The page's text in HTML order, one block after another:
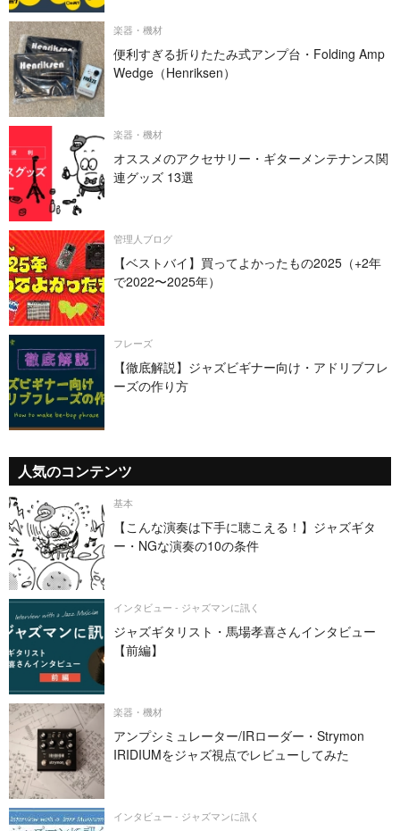
楽器・機材
便利すぎる折りたたみ式アンプ台・Folding Amp
Wedge（Henriksen）
楽器・機材
オススメのアクセサリー・ギターメンテナンス関
連グッズ 13選
管理人ブログ
【ベストバイ】買ってよかったもの2025（+2年
で2022〜2025年）
フレーズ
【徹底解説】ジャズビギナー向け・アドリブフレ
ーズの作り方
人気のコンテンツ
基本
【こんな演奏は下手に聴こえる！】ジャズギタ
ー・NGな演奏の10の条件
インタビュー - ジャズマンに訊く
ジャズギタリスト・馬場孝喜さんインタビュー
【前編】
楽器・機材
アンプシミュレーター/IRローダー・Strymon
IRIDIUMをジャズ視点でレビューしてみた
インタビュー - ジャズマンに訊く